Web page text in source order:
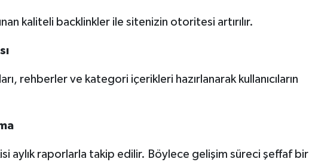
kaliteli backlinkler ile sitenizin otoritesi artırılır.
rehberler ve kategori içerikleri hazırlanarak kullanıcıların
aylık raporlarla takip edilir. Böylece gelişim süreci şeffaf bir